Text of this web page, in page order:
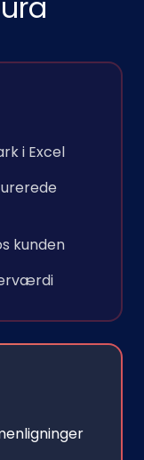
i Excel
kunden